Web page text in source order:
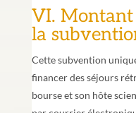
VI.
la
Cette subvention
financer des séjours
bourse et son hôte